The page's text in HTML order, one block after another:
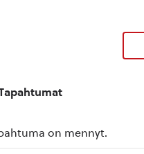
on mennyt.